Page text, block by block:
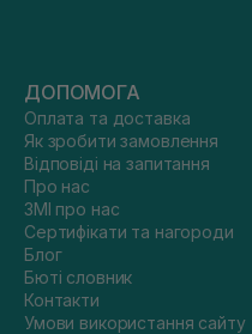
ДОПОМОГА
Оплата та доставка
Як зробити замовлення
Відповіді на запитання
Про нас
ЗМІ про нас
Сертифікати та нагороди
Блог
Бюті словник
Контакти
Умови використання сайту